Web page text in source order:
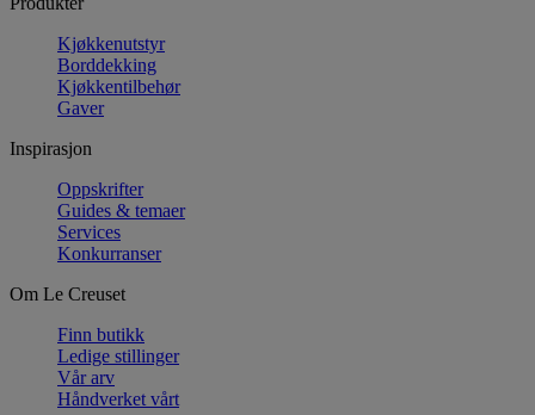
Kjøkkenutstyr
Borddekking
Kjøkkentilbehør
Gaver
Inspirasjon
Oppskrifter
Guides & temaer
Services
Konkurranser
Om Le Creuset
Finn butikk
Ledige stillinger
Vår arv
Håndverket vårt